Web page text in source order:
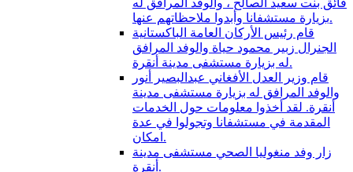
بزيارة مستشفانا وأبدوا ملاحظاتهم عنها.
قام رئيس الأركان العامة الباكستانية
الجنرال زبير محمود حياة والوفد المرافق
له بزيارة مستشفى مدينة أنقرة.
قام وزير العدل الأفغاني عبدالبصير أنور
والوفد المرافق له بزيارة مستشفى مدينة
أنقرة. لقد أخذوا معلومات حول الخدمات
المقدمة في مستشفانا وتجولوا في عدة
امكان.
زار وفد منغوليا الصحي مستشفى مدينة
أنقرة.